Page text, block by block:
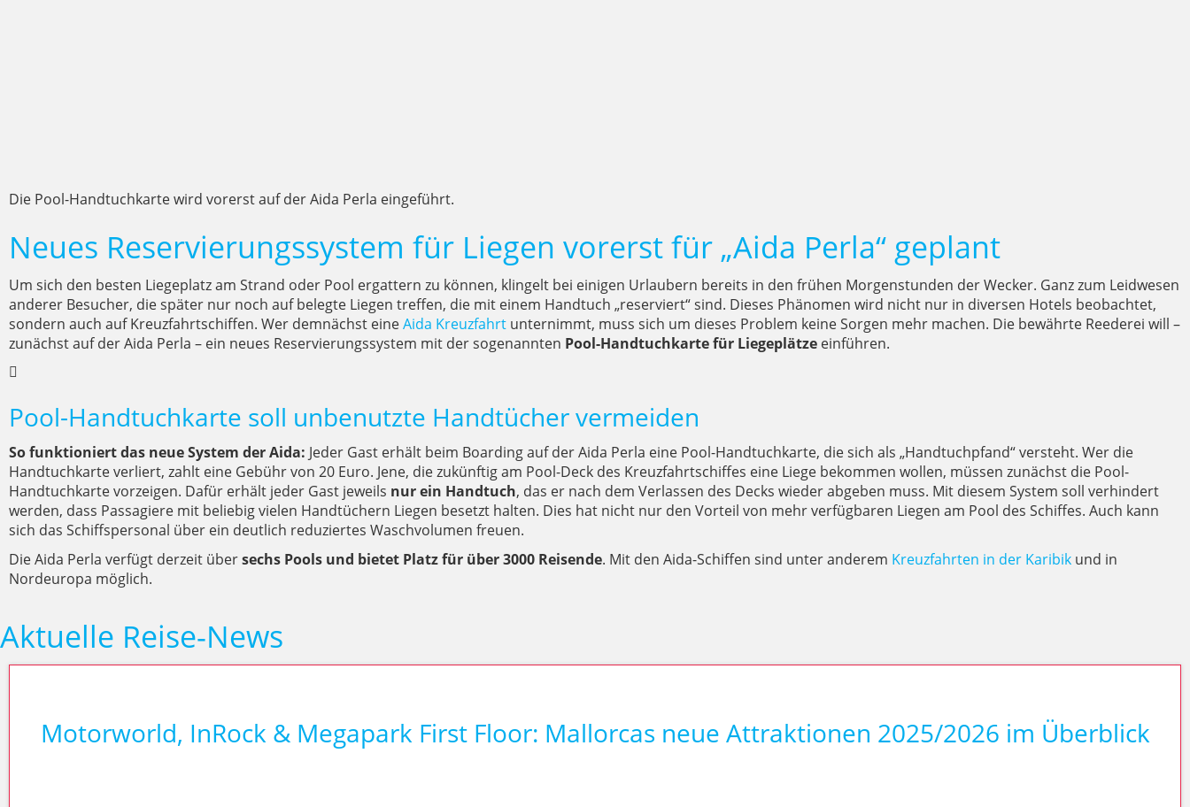
Die Pool-Handtuchkarte wird vorerst auf der Aida Perla eingeführt.
Neues Reservierungssystem für Liegen vorerst für „Aida Perla“ geplant
Um sich den besten Liegeplatz am Strand oder Pool ergattern zu können, klingelt bei einigen Urlaubern bereits in den frühen Morgenstunden der Wecker. Ganz zum Leidwesen
anderer Besucher, die später nur noch auf belegte Liegen treffen, die mit einem Handtuch „reserviert“ sind. Dieses Phänomen wird nicht nur in diversen Hotels beobachtet,
sondern auch auf Kreuzfahrtschiffen. Wer demnächst eineAida Kreuzfahrt unternimmt, muss sich um dieses Problem keine Sorgen mehr machen. Die bewährte Reederei will –
zunächst auf der Aida Perla – ein neues Reservierungssystem mit der sogenannten Pool-Handtuchkarte für Liegeplätze einführen.
Pool-Handtuchkarte soll unbenutzte Handtücher vermeiden
So funktioniert das neue System der Aida: Jeder Gast erhält beim Boarding auf der Aida Perla eine Pool-Handtuchkarte, die sich als „Handtuchpfand“ versteht. Wer die
Handtuchkarte verliert, zahlt eine Gebühr von 20 Euro. Jene, die zukünftig am Pool-Deck des Kreuzfahrtschiffes eine Liege bekommen wollen, müssen zunächst die Pool-
Handtuchkarte vorzeigen. Dafür erhält jeder Gast jeweils nur ein Handtuch, das er nach dem Verlassen des Decks wieder abgeben muss. Mit diesem System soll verhindert
werden, dass Passagiere mit beliebig vielen Handtüchern Liegen besetzt halten. Dies hat nicht nur den Vorteil von mehr verfügbaren Liegen am Pool des Schiffes. Auch kann
sich das Schiffspersonal über ein deutlich reduziertes Waschvolumen freuen.
Die Aida Perla verfügt derzeit übersechs Pools und bietet Platz für über 3000 Reisende. Mit den Aida-Schiffen sind unter anderem Kreuzfahrten in der Karibik und in
Nordeuropa möglich.
Aktuelle Reise-News
Motorworld, InRock & Megapark First Floor: Mallorcas neue Attraktionen 2025/2026 im Überblick